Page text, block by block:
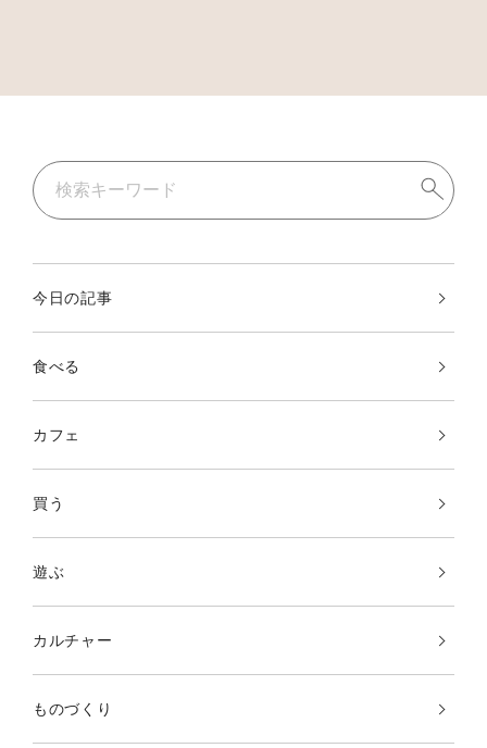
今日の記事
食べる
カフェ
買う
遊ぶ
カルチャー
ものづくり